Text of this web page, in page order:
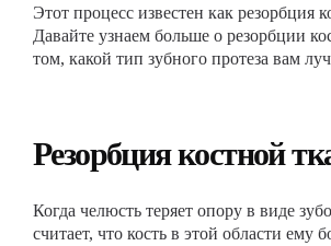
Этот процесс известен как резорбция
Давайте узнаем больше о резорбции
том, какой тип зубного протеза вам
Резорбция костной
Когда челюсть теряет опору в виде
считает, что кость в этой области ему